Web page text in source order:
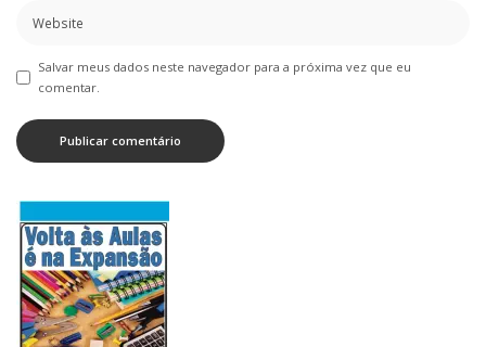
Salvar meus dados neste navegador para a próxima vez que eu
comentar.